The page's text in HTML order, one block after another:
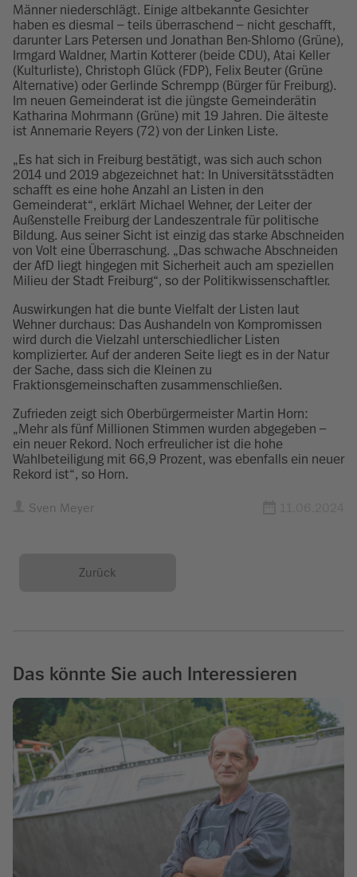
Männer niederschlägt. Einige altbekannte Gesichter
haben es diesmal – teils überraschend – nicht geschafft,
darunter Lars Petersen und Jonathan Ben-Shlomo (Grüne),
Irmgard Waldner, Martin Kotterer (beide CDU), Atai Keller
(Kulturliste), Christoph Glück (FDP), Felix Beuter (Grüne
Alternative) oder Gerlinde Schrempp (Bürger für Freiburg).
Im neuen Gemeinderat ist die jüngste Gemeinderätin
Katharina Mohrmann (Grüne) mit 19 Jahren. Die älteste
ist Annemarie Reyers (72) von der Linken Liste.
„Es hat sich in Freiburg bestätigt, was sich auch schon
2014 und 2019 abgezeichnet hat: In Universitätsstädten
schafft es eine hohe Anzahl an Listen in den
Gemeinderat“, erklärt Michael Wehner, der Leiter der
Außenstelle Freiburg der Landeszentrale für politische
Bildung. Aus seiner Sicht ist einzig das starke Abschneiden
von Volt eine Überraschung. „Das schwache Abschneiden
der AfD liegt hingegen mit Sicherheit auch am speziellen
Milieu der Stadt Freiburg“, so der Politikwissenschaftler.
Auswirkungen hat die bunte Vielfalt der Listen laut
Wehner durchaus: Das Aushandeln von Kompromissen
wird durch die Vielzahl unterschiedlicher Listen
komplizierter. Auf der anderen Seite liegt es in der Natur
der Sache, dass sich die Kleinen zu
Fraktionsgemeinschaften zusammenschließen.
Zufrieden zeigt sich Oberbürgermeister Martin Horn:
„Mehr als fünf Millionen Stimmen wurden abgegeben –
ein neuer Rekord. Noch erfreulicher ist die hohe
Wahlbeteiligung mit 66,9 Prozent, was ebenfalls ein neuer
Rekord ist“, so Horn.
Sven Meyer
Zurück
Das könnte Sie auch Interessieren